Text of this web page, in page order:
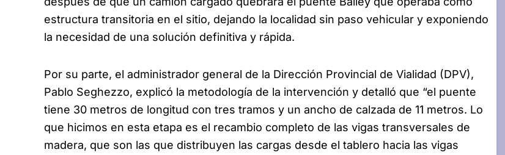
estructura transitoria en el sitio, dejando la localidad sin paso vehicular y exponiendo
la necesidad de una solución definitiva y rápida.
Por su parte, el administrador general de la Dirección Provincial de Vialidad (DPV),
Pablo Seghezzo, explicó la metodología de la intervención y detalló que “el puente
tiene 30 metros de longitud con tres tramos y un ancho de calzada de 11 metros. Lo
que hicimos en esta etapa es el recambio completo de las vigas transversales de
madera, que son las que distribuyen las cargas desde el tablero hacia las vigas